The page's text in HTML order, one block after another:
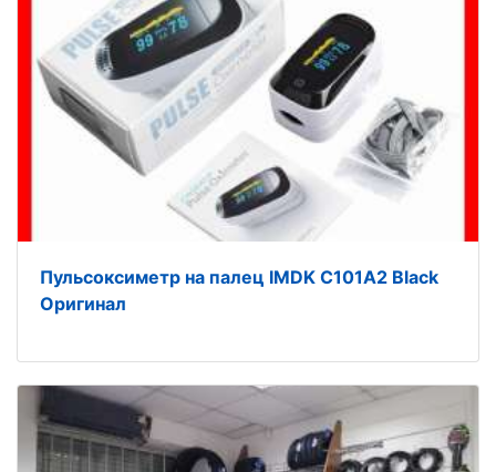
Пульсоксиметр на палец IMDK C101A2 Black
Оригинал